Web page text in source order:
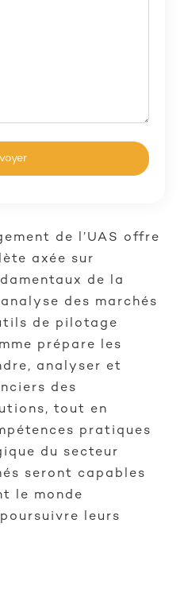
de l’UAS offre
axée sur
de la
des marchés
de pilotage
prépare les
analyser et
des
tout en
pratiques
du secteur
seront capables
le monde
leurs